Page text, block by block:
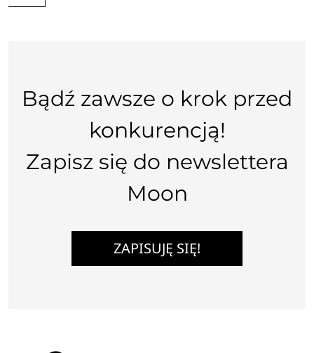
Bądź zawsze o krok przed
konkurencją!
Zapisz się do newslettera
Moon
ZAPISUJĘ SIĘ!